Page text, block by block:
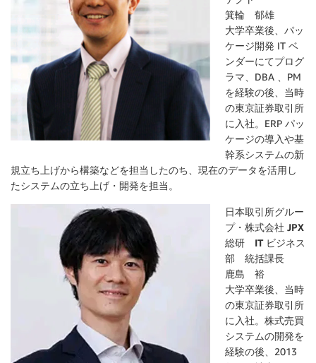
箕輪 郁雄
大学卒業後、パッ
ケージ開発 IT ベ
ンダーにてプログ
ラマ、DBA 、PM
を経験の後、当時
の東京証券取引所
に入社。ERP パッ
ケージの導入や基
幹系システムの新
規立ち上げから構築などを担当したのち、現在のデータを活用し
たシステムの立ち上げ・開発を担当。
日本取引所グルー
プ・株式会社 JPX
総研 IT ビジネス
部 統括課長
鹿島 裕
大学卒業後、当時
の東京証券取引所
に入社。株式売買
システムの開発を
経験の後、2013